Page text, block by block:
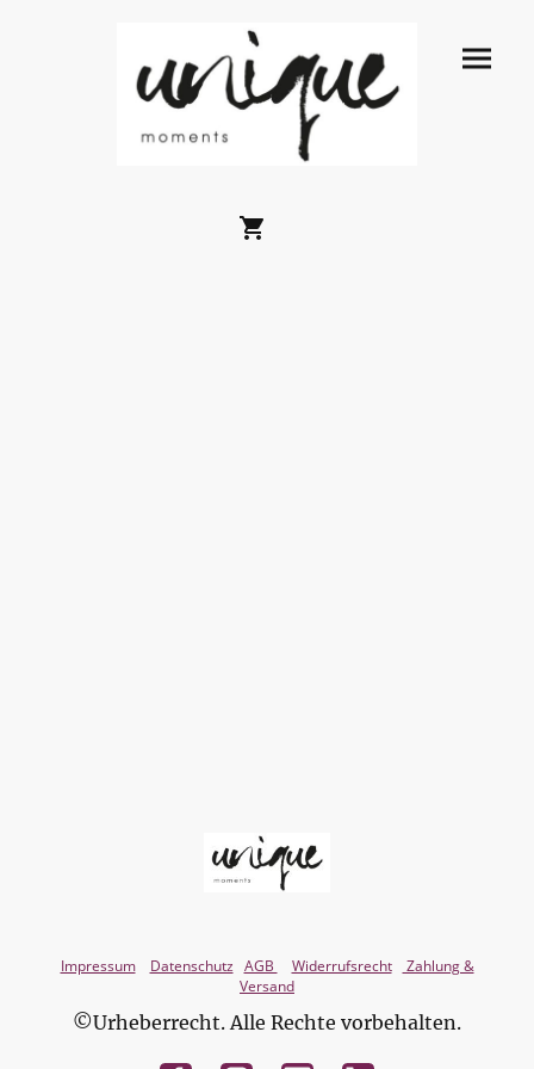
Impressum Datenschutz AGB Widerrufsrecht
Zahlung &
Versand
©Urheberrecht. Alle Rechte vorbehalten.